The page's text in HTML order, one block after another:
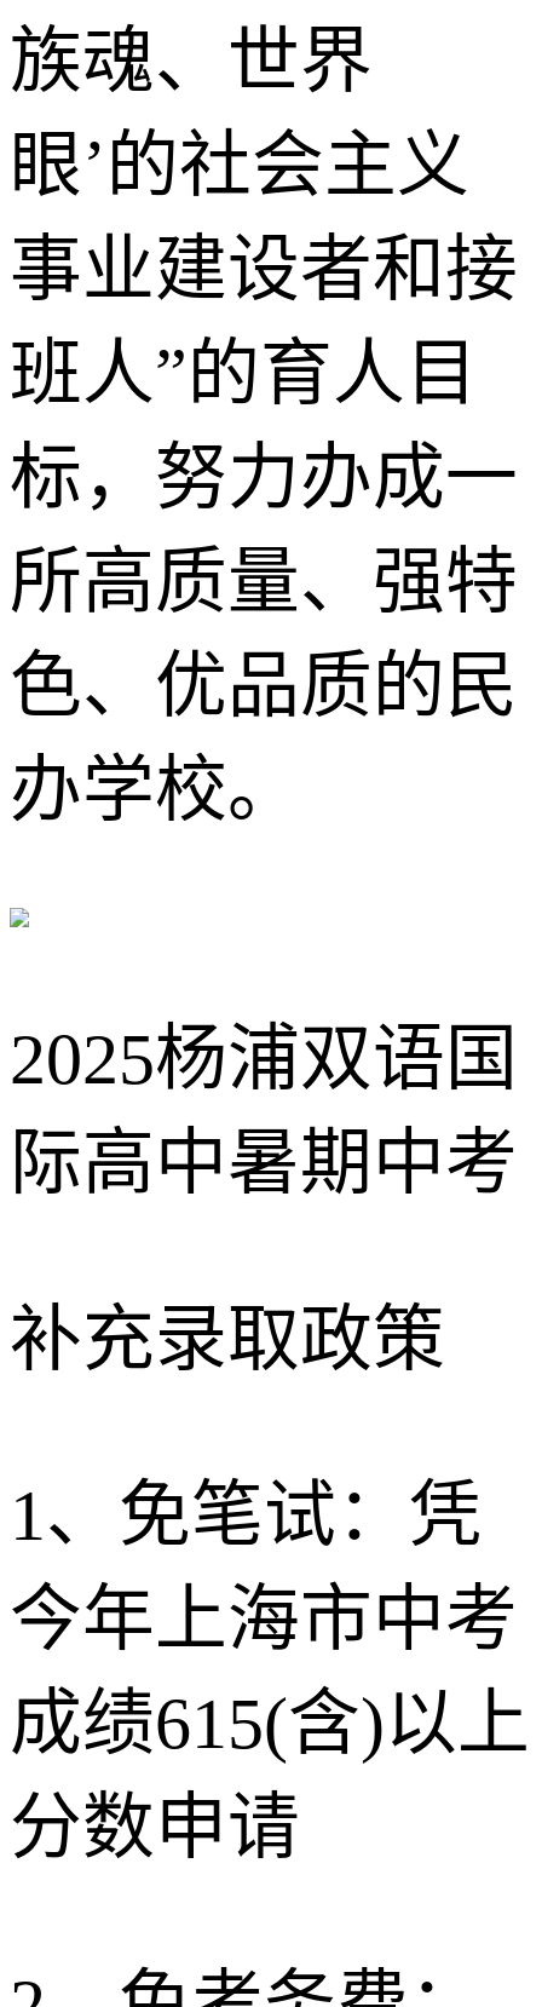
族魂、世界
眼’的社会主义
事业建设者和接
班人”的育人目
标，努力办成一
所高质量、强特
色、优品质的民
办学校。
2025杨浦双语国
际高中暑期中考
补充录取政策
1、免笔试：凭
今年上海市中考
成绩615(含)以上
分数申请